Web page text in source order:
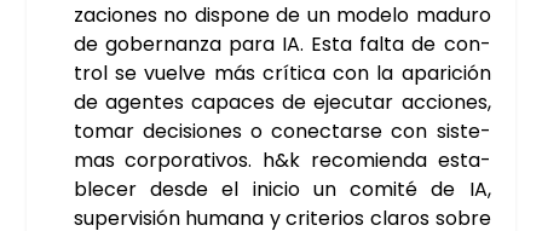
za­cio­nes no dis­po­ne de un mode­lo madu­ro
de gober­nan­za para IA. Esta fal­ta de con­
trol se vuel­ve más crí­ti­ca con la apa­ri­ción
de agen­tes capa­ces de eje­cu­tar accio­nes,
tomar deci­sio­nes o conec­tar­se con sis­te­
mas cor­po­ra­ti­vos. h&k reco­mien­da esta­
ble­cer des­de el ini­cio un comi­té de IA,
super­vi­sión huma­na y cri­te­rios cla­ros sobre